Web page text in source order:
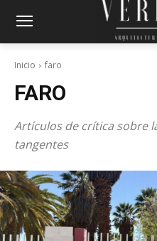
Inicio faro
FARO
Artículos de crítica sobre
tangentes